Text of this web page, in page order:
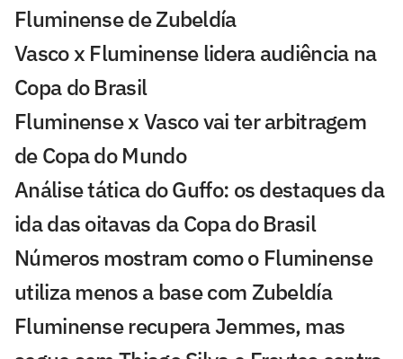
Fluminense de Zubeldía
Vasco x Fluminense lidera audiência na
Copa do Brasil
Fluminense x Vasco vai ter arbitragem
de Copa do Mundo
Análise tática do Guffo: os destaques da
ida das oitavas da Copa do Brasil
Números mostram como o Fluminense
utiliza menos a base com Zubeldía
Fluminense recupera Jemmes, mas